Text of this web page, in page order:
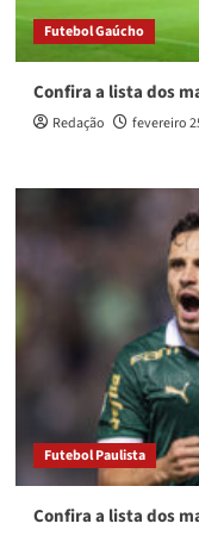
Futebol Gaúcho
Confira a lista dos
Redação fevereiro
Futebol Paulista
Confira a lista dos